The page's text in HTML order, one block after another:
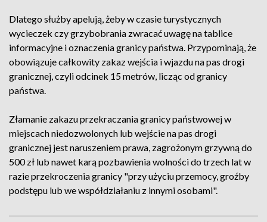
Dlatego służby apelują, żeby w czasie turystycznych
wycieczek czy grzybobrania zwracać uwagę na tablice
informacyjne i oznaczenia granicy państwa. Przypominają, że
obowiązuje całkowity zakaz wejścia i wjazdu na pas drogi
granicznej, czyli odcinek 15 metrów, licząc od granicy
państwa.
Złamanie zakazu przekraczania granicy państwowej w
miejscach niedozwolonych lub wejście na pas drogi
granicznej jest naruszeniem prawa, zagrożonym grzywną do
500 zł lub nawet karą pozbawienia wolności do trzech lat w
razie przekroczenia granicy "przy użyciu przemocy, groźby
podstępu lub we współdziałaniu z innymi osobami".